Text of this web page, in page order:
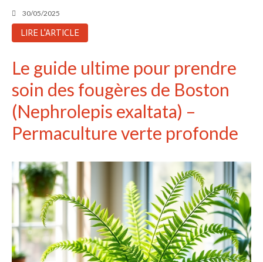
30/05/2025
LIRE L'ARTICLE
Le guide ultime pour prendre
soin des fougères de Boston
(Nephrolepis exaltata) –
Permaculture verte profonde